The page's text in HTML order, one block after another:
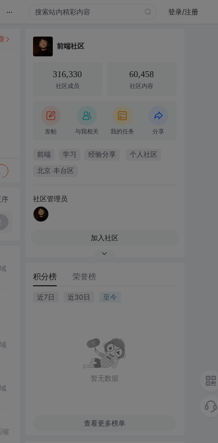
... 登录/注册
缩
前端社区
316,330
社区成员
60,458
社区内容
发帖 与我相关 我的任务 分享
前端 学习 经验分享 个人社区
北京·丰台区
社区管理员
加入社区
积分榜 荣誉榜
近7日 近30日 至今
暂无数据
查看更多榜单